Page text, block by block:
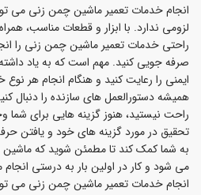
انجام خدمات تعمیر ماشین چمن زنی می
لزومی ندارد. با ابزار و قطعات مناسب،
راحتی خدمات تعمیر ماشین چمن زنی را
صرفه جویی کنید. مهم است که به یاد
ایمنی را رعایت کنید و هنگام انجام هر
همیشه دستورالعمل های سازنده را دنبال
راحت نیستید، هنوز گزینه هایی برای
تحقیق در مورد گزینه های خود و یافتن
به شما کمک کند تا مطمئن شوید که
می شود و کار در اولین بار به درستی
انجام خدمات تعمیر ماشین چمن زنی می